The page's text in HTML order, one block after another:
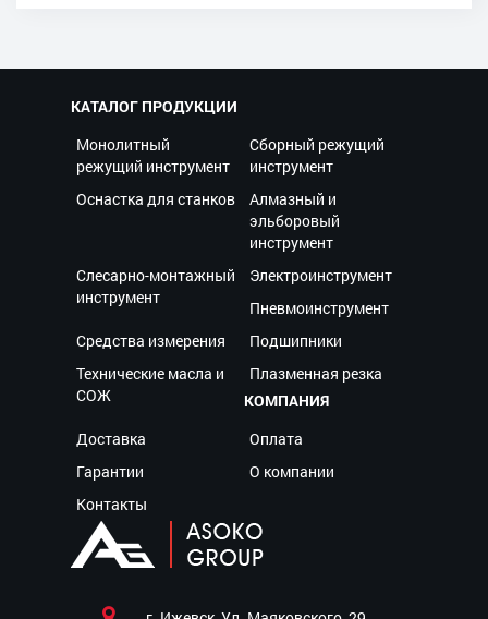
КАТАЛОГ ПРОДУКЦИИ
Монолитный
режущий инструмент
Сборный режущий
инструмент
Оснастка для станков
Алмазный и
эльборовый
инструмент
Слесарно-монтажный
инструмент
Электроинструмент
Пневмоинструмент
Средства измерения
Подшипники
Технические масла и
СОЖ
Плазменная резка
КОМПАНИЯ
Доставка
Оплата
Гарантии
О компании
Контакты